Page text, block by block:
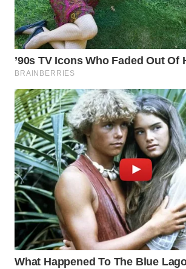
WN
PAKPAK
WN
WN
BEKASI
WN
BOGOR
WN
DEPOK
WN
TAPANULI